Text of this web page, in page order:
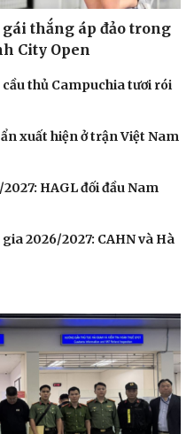
thắng áp đảo trong
City Open
thủ Campuchia tươi rói
xuất hiện ở trận Việt Nam
HAGL đối đầu Nam
2026/2027: CAHN và Hà